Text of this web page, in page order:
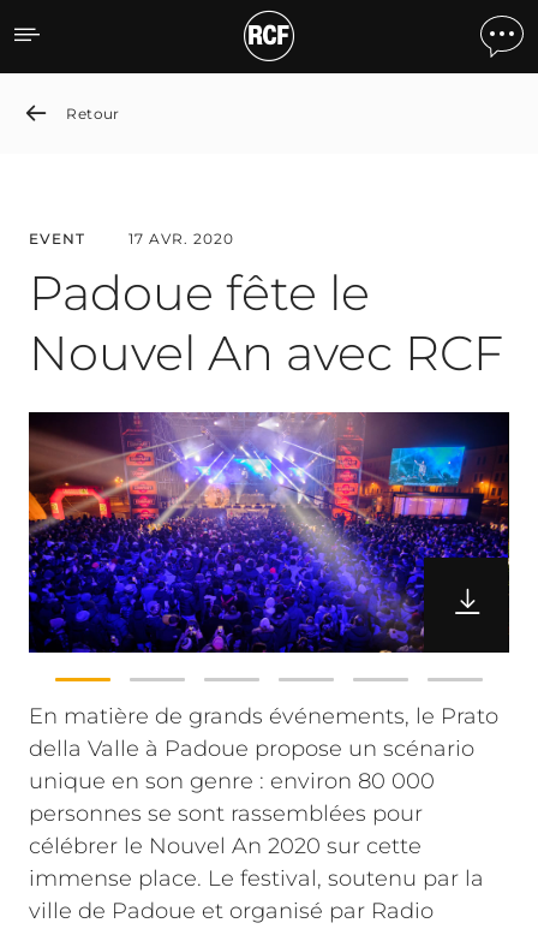
Padua Celebrates the
Retour
EVENT 17 AVR. 2020
Padoue fête le
Nouvel An avec RCF
En matière de grands événements, le Prato
della Valle à Padoue propose un scénario
unique en son genre : environ 80 000
personnes se sont rassemblées pour
célébrer le Nouvel An 2020 sur cette
immense place. Le festival, soutenu par la
ville de Padoue et organisé par Radio